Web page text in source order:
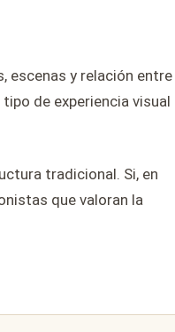
escenas y relación entre
de experiencia visual
tradicional. Si, en
que valoran la